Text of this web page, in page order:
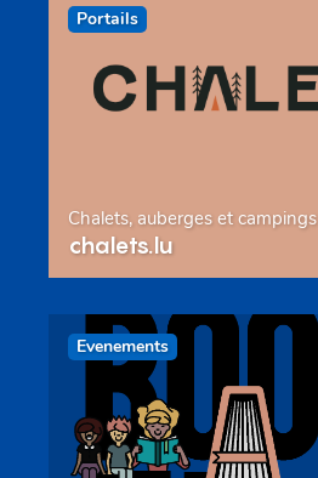
Portails
Chalets, auberges et campings
chalets.lu
Evenements